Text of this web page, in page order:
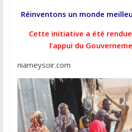
Réinventons un monde
Cette initiative a été
l’appui du
niameysoir.com